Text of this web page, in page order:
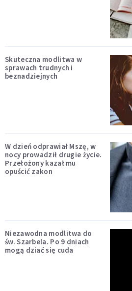
Skuteczna modlitwa w
sprawach trudnych i
beznadziejnych
W dzień odprawiał Mszę, w
nocy prowadził drugie życie.
Przełożony kazał mu
opuścić zakon
Niezawodna modlitwa do
św. Szarbela. Po 9 dniach
mogą dziać się cuda